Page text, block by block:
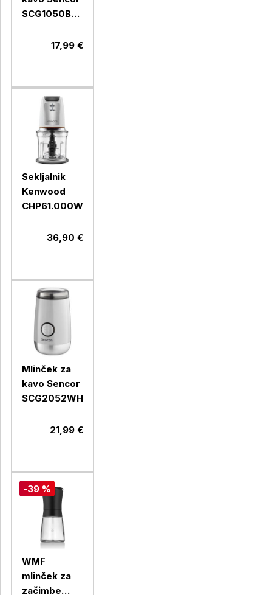
SCG1050BK,
17,99 €
Sekljalnik
Kenwood
CHP61.000WH
36,90 €
Mlinček za
kavo Sencor
SCG2052WH
21,99 €
-39 %
WMF
mlinček za
začimbe